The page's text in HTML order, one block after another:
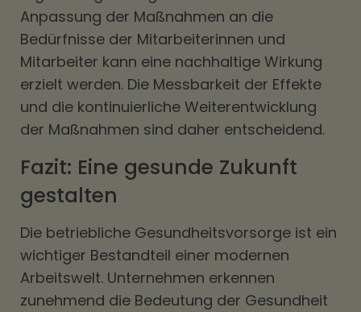
Anpassung der Maßnahmen an die
Bedürfnisse der Mitarbeiterinnen und
Mitarbeiter kann eine nachhaltige Wirkung
erzielt werden. Die Messbarkeit der Effekte
und die kontinuierliche Weiterentwicklung
der Maßnahmen sind daher entscheidend.
Fazit: Eine gesunde Zukunft
gestalten
Die betriebliche Gesundheitsvorsorge ist ein
wichtiger Bestandteil einer modernen
Arbeitswelt. Unternehmen erkennen
zunehmend die Bedeutung der Gesundheit